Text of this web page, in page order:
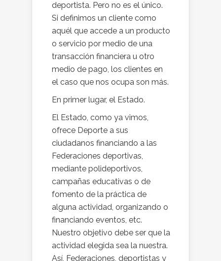
deportista. Pero no es el único.
Si definimos un cliente como
aquél que accede a un producto
o servicio por medio de una
transacción financiera u otro
medio de pago, los clientes en
el caso que nos ocupa son más.
En primer lugar, el Estado.
El Estado, como ya vimos,
ofrece Deporte a sus
ciudadanos financiando a las
Federaciones deportivas,
mediante polideportivos,
campañas educativas o de
fomento de la práctica de
alguna actividad, organizando o
financiando eventos, etc.
Nuestro objetivo debe ser que la
actividad elegida sea la nuestra.
Así, Federaciones, deportistas y